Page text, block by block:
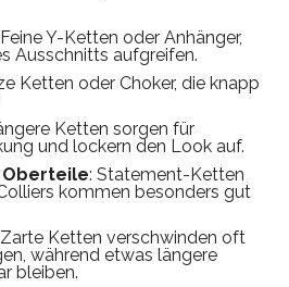
Y-Ketten oder Anhänger,
Ausschnitts aufgreifen.
Ketten oder Choker, die knapp
Ketten sorgen für
und lockern den Look auf.
: Statement-Ketten
kommen besonders gut
Ketten verschwinden oft
während etwas längere
bleiben.